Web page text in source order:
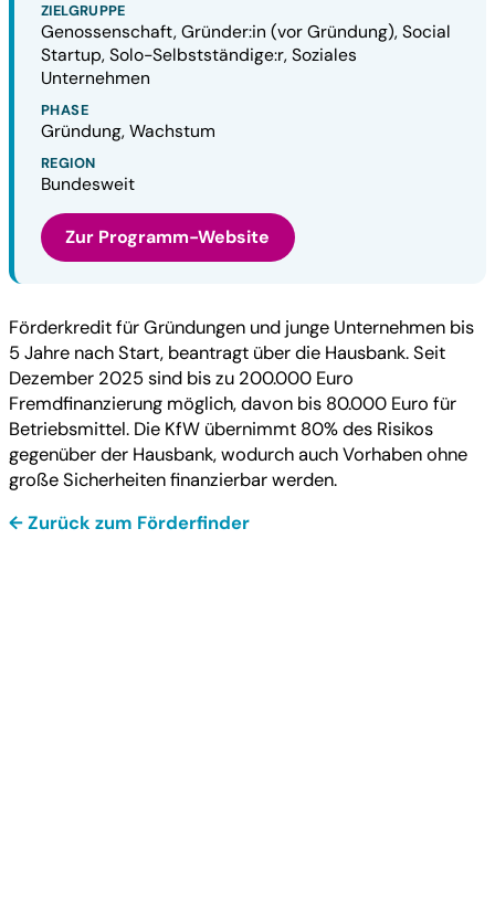
ZIELGRUPPE
Genossenschaft, Gründer:in (vor Gründung), Social
Startup, Solo-Selbstständige:r, Soziales
Unternehmen
PHASE
Gründung, Wachstum
REGION
Bundesweit
Zur Programm-Website
Förderkredit für Gründungen und junge Unternehmen bis
5 Jahre nach Start, beantragt über die Hausbank. Seit
Dezember 2025 sind bis zu 200.000 Euro
Fremdfinanzierung möglich, davon bis 80.000 Euro für
Betriebsmittel. Die KfW übernimmt 80% des Risikos
gegenüber der Hausbank, wodurch auch Vorhaben ohne
große Sicherheiten finanzierbar werden.
← Zurück zum Förderfinder